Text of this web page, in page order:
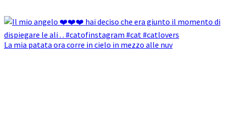
La mia patata ora corre in cielo in mezzo alle nuv